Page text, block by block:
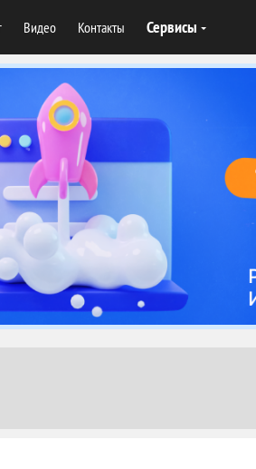
Видео Контакты Сервисы